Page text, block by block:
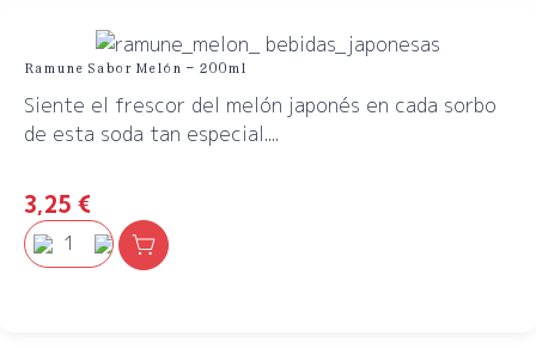
Ramune Sabor Melón – 200ml
Siente el frescor del melón japonés en cada sorbo
de esta soda tan especial....
3,25 €